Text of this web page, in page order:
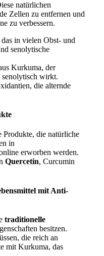
natürlichen
Zellen zu entfernen und
zu verbessern.
in vielen Obst- und
senolytische
Kurkuma, der
senolytisch wirkt.
die alternde
Produkte, die natürliche
in
erworben werden.
Quercetin, Curcumin
mit Anti-
traditionelle
besitzen.
die reich an
mit Kurkuma, das